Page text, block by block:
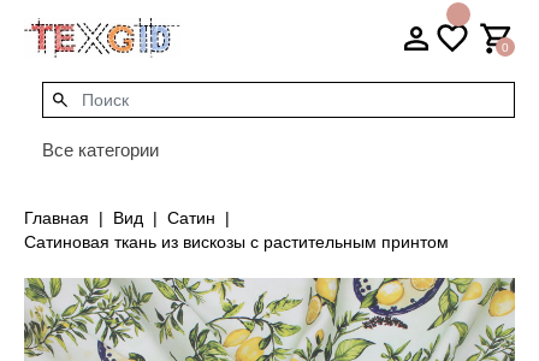
0
Все категории
Главная Вид
Сатин
Сатиновая ткань из вискозы с растительным принтом